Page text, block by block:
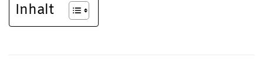
Inhalt